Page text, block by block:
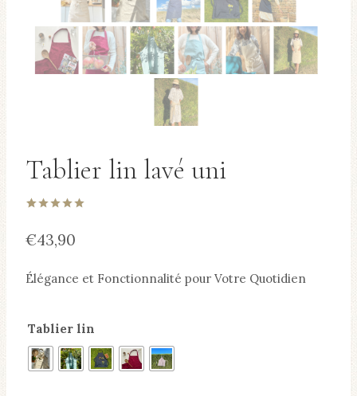
Tablier lin lavé uni
sur 5 basé
sur
client
€43,90
Élégance et Fonctionnalité pour Votre Quotidien
Tablier lin